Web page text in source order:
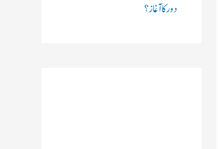
دور کا آغاز؟